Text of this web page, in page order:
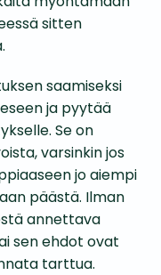
sitten
saamiseksi
ja pyytää
Se on
varsinkin jos
jo aiempi
päästä. Ilman
annettava
sen ehdot ovat
tarttua.